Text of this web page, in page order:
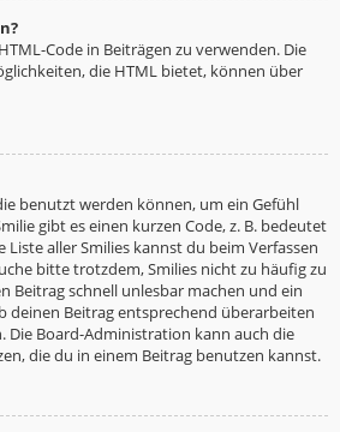
Code in Beiträgen zu verwenden. Die
die HTML bietet, können über
benutzt werden können, um ein Gefühl
gibt es einen kurzen Code, z. B. bedeutet
Liste aller Smilies kannst du beim Verfassen
bitte trotzdem, Smilies nicht zu häufig zu
Beitrag schnell unlesbar machen und ein
deinen Beitrag entsprechend überarbeiten
Die Board-Administration kann auch die
die du in einem Beitrag benutzen kannst.